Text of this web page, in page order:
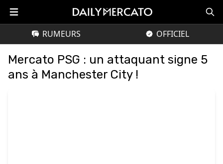
RUMEURS OFFICIEL
Mercato PSG : un attaquant signe 5
ans à Manchester City !